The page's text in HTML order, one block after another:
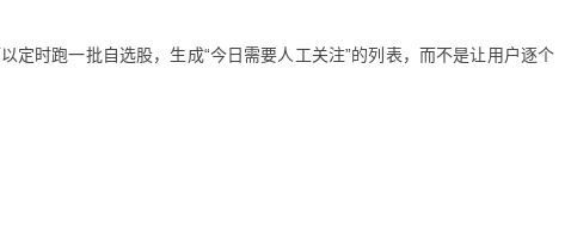
定时跑一批自选股，生成“今日需要人工关注”的列表，而不是让用户逐个